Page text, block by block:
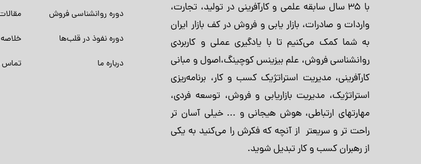
با 35 سال سابقه علمی و کارآفرینی در تولید، تجارت،
واردات و صادرات، بازار یابی و فروش در کف بازار ایران
به شما کمک می‌کنیم تا با یادگیری عملی و کاربردی
روانشناسی فروش، علم بیزینس کوچینگ،اصول و مبانی
کارآفرینی، مدیریت استراتژیک کسب و کار، برنامه‌ریزی
استراتژیک، مدیریت بازاریابی و فروش، توسعه فردی،
مهارتهای ارتباطی، هوش هیجانی و ... خیلی آسان تر
راحت تر و سریعتر از آنچه که فکرش را می‌کنید به یکی
از رهبران کسب و کار تبدیل شوید.
دوره روانشناسی فروش
دوره نفوذ در قلب‌ها
درباره ما
تماس